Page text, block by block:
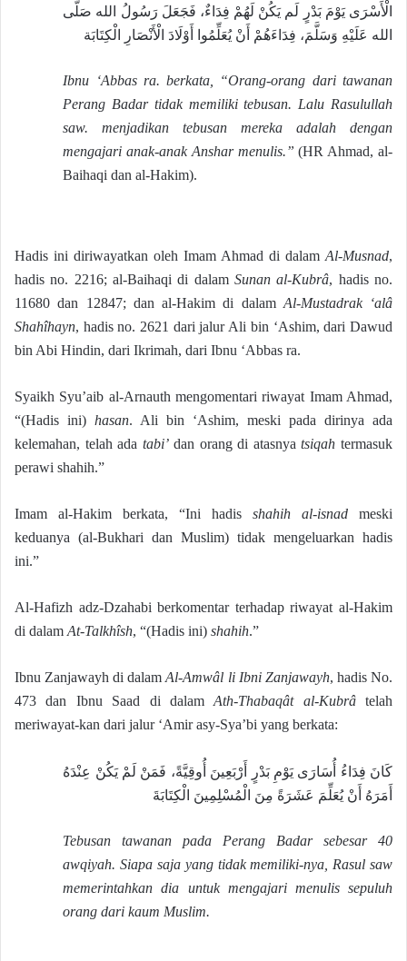
الْأَسْرَى يَوْمَ بَدْرٍ لَم يَكُنْ لَهُمْ فِدَاءٌ، فَجَعَلَ رَسُولُ الله صَلَّى
الله عَلَيْهِ وَسَلَّمَ، فِدَاءَهُمْ أَنْ يُعَلِّمُوا أَوْلَادَ الْأَنْصَارِ الْكِتَابَة
Ibnu ‘Abbas ra. berkata, “Orang-orang dari tawanan
Perang Badar tidak memiliki tebusan. Lalu Rasulullah
saw. menjadikan tebusan mereka adalah dengan
mengajari anak-anak Anshar menulis.”(HR Ahmad, al-
Baihaqi dan al-Hakim).
Hadis ini diriwayatkan oleh Imam Ahmad di dalam Al-Musnad,
hadis no. 2216; al-Baihaqi di dalam Sunan al-Kubrâ, hadis no.
11680 dan 12847; dan al-Hakim di dalam Al-Mustadrak ‘alâ
Shahîhayn, hadis no. 2621 dari jalur Ali bin ‘Ashim, dari Dawud
bin Abi Hindin, dari Ikrimah, dari Ibnu ‘Abbas ra.
Syaikh Syu’aib al-Arnauth mengomentari riwayat Imam Ahmad,
“(Hadis ini) hasan. Ali bin ‘Ashim, meski pada dirinya ada
kelemahan, telah ada tabi’dan orang di atasnyatsiqah termasuk
perawi shahih.”
Imam al-Hakim berkata, “Ini hadis shahih al-isnad meski
keduanya (al-Bukhari dan Muslim) tidak mengeluarkan hadis
ini.”
Al-Hafizh adz-Dzahabi berkomentar terhadap riwayat al-Hakim
di dalam At-Talkhîsh, “(Hadis ini) shahih.”
Ibnu Zanjawayh di dalamAl-Amwâl li Ibni Zanjawayh, hadis No.
473 dan Ibnu Saad di dalamAth-Thabaqât al-Kubrâtelah
meriwayat-kan dari jalur ‘Amir asy-Sya’bi yang berkata:
كَانَ فِدَاءُ أُسَارَى يَوْمِ بَدْرٍ أَرْبَعِينَ أُوقِيَّةً، فَمَنْ لَمْ يَكُنْ عِنْدَهُ
أَمَرَهُ أَنْ يُعَلِّمَ عَشَرَةً مِنَ الْمُسْلِمِينَ الْكِتَابَةَ
Tebusan tawanan pada Perang Badar sebesar 40
awqiyah. Siapa saja yang tidak memiliki-nya, Rasul saw
memerintahkan dia untuk mengajari menulis sepuluh
orang dari kaum Muslim.